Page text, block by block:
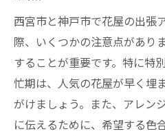
プロの花屋による
魅力
自宅で楽しむ花屋
花屋が教えるホー
デア
出張サービスで自
西宮市と神戸市で花屋の出張
際、いくつかの注意点があり
することが重要です。特に特
忙期は、人気の花屋が早く埋
がけましょう。また、アレン
に伝えるために、希望する色